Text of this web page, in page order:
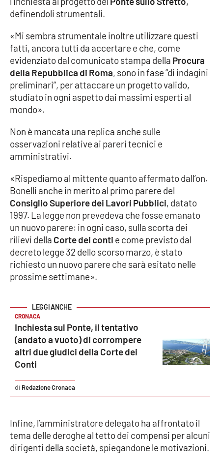
Lacplay.it
Laconair.it
Lacitymag.it
Lacapitalenews.it
Ilreggino.it
Cosenzachannel.it
Ilvibonese.it
Catanzarochannel.it
APP
Android
definendoli strumentali.
«Mi sembra strumentale inoltre utilizzare questi
fatti, ancora tutti da accertare e che, come
evidenziato dal comunicato stampa della Procura
della Repubblica di Roma, sono in fase “di indagini
preliminari”, per attaccare un progetto valido,
studiato in ogni aspetto dai massimi esperti al
mondo».
Non è mancata una replica anche sulle
osservazioni relative ai pareri tecnici e
amministrativi.
«Rispediamo al mittente quanto affermato dall’on.
Bonelli anche in merito al primo parere del
Consiglio Superiore dei Lavori Pubblici, datato
1997. La legge non prevedeva che fosse emanato
un nuovo parere: in ogni caso, sulla scorta dei
rilievi della Corte dei conti e come previsto dal
decreto legge 32 dello scorso marzo, è stato
richiesto un nuovo parere che sarà esitato nelle
prossime settimane».
CRONACA
Inchiesta sul Ponte, il tentativo
(andato a vuoto) di corrompere
altri due giudici della Corte dei
Conti
Redazione Cronaca
Infine, l’amministratore delegato ha affrontato il
tema delle deroghe al tetto dei compensi per alcuni
dirigenti della società, spiegandone le motivazioni.